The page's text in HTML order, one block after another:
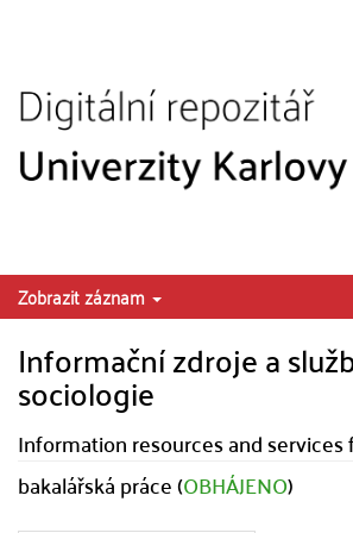
Zobrazit záznam
Informační zdroje a
sociologie
Information resources and
bakalářská práce (OBHÁJENO)